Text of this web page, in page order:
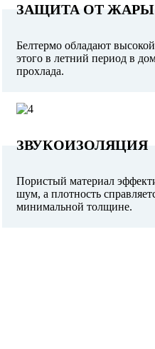
ЗАЩИТА ОТ ЖАРЫ
Белтермо обладают
этого в летний период в
прохлада.
ЗВУКОИЗОЛЯЦИЯ
Пористый материал
шум, а плотность
минимальной толщине.